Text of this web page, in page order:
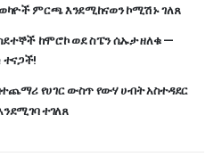
ምርጫ እንደሚከናወን ኮሚሽኑ ገለጸ
ከሞሮኮ ወደ ስፔን ሴኡታ ዘለቁ —
የሀገር ውስጥ የውሃ ሀብት አስተዳደር
ተገለጸ